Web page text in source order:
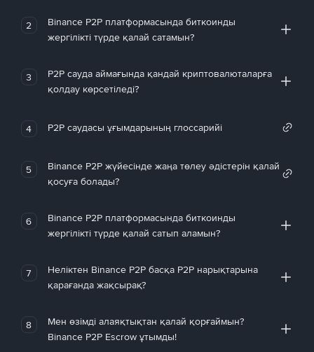
2
Binance P2P платформасында биткоинды
жергілікті түрде қалай сатамын?
3
P2P сауда аймағында қандай криптовалюталарға
қолдау көрсетіледі?
4 P2P саудасы ұғымдарының глоссарийі
5
Binance P2P жүйесінде жаңа төлеу әдістерін қалай
қосуға болады?
6
Binance P2P платформасында биткоинды
жергілікті түрде қалай сатып аламын?
7
Неліктен Binance P2P басқа P2P нарықтарына
қарағанда жақсырақ?
8
Мен өзімді алаяқтықтан қалай қорғаймын?
Binance P2P Escrow ұтымды!